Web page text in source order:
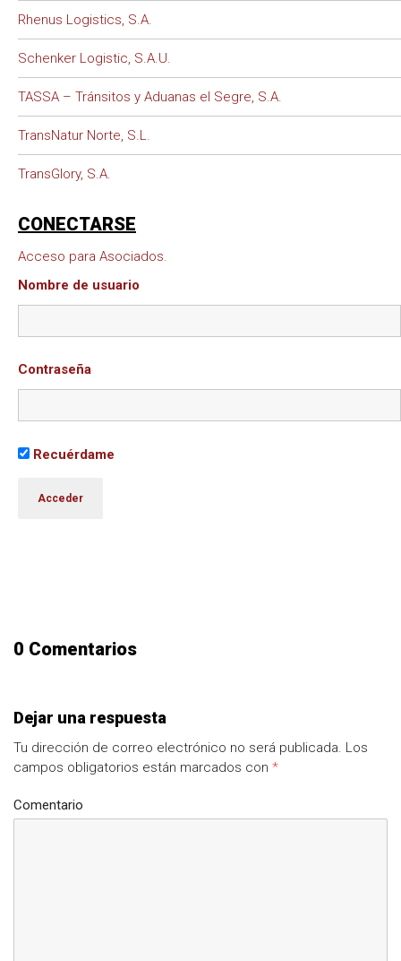
Rhenus Logistics, S.A.
Schenker Logistic, S.A.U.
TASSA – Tránsitos y Aduanas el Segre, S.A.
TransNatur Norte, S.L.
TransGlory, S.A.
CONECTARSE
Acceso para Asociados.
Nombre de usuario
Contraseña
Recuérdame
0 Comentarios
Dejar una respuesta
Tu dirección de correo electrónico no será publicada. Los
campos obligatorios están marcados con *
Comentario